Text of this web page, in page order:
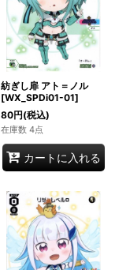
紡ぎし扉 アト＝ノル
[WX_SPDi01-01]
80円(税込)
在庫数 4点
カートに入れる